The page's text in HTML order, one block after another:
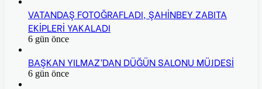
VATANDAŞ FOTOĞRAFLADI, ŞAHİNBEY ZABITA
EKİPLERİ YAKALADI
6 gün önce
BAŞKAN YILMAZ’DAN DÜĞÜN SALONU MÜJDESİ
6 gün önce